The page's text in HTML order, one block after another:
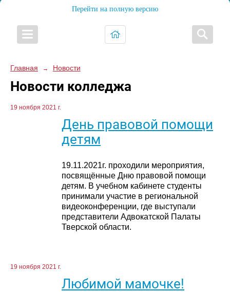
Перейти на полную версию
Главная → Новости
Новости колледжа
19 ноября 2021 г.
День правовой помощи
детям
19.11.2021г. проходили мероприятия,
посвящённые Дню правовой помощи
детям. В учебном кабинете студенты
принимали участие в региональной
видеоконференции, где выступали
представители Адвокатской Палаты
Тверской области.
19 ноября 2021 г.
Любимой мамочке!